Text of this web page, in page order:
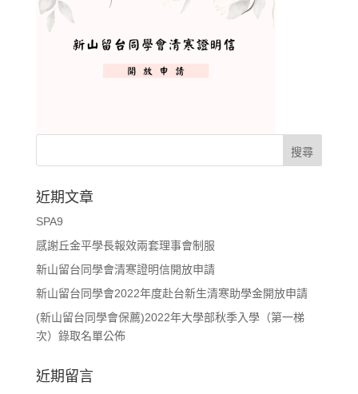
近期文章
SPA9
感謝丘金平學長報效兩套理事會制服
新山留台同學會清寒證明信開放申請
新山留台同學會2022年度赴台新生清寒助學金開放申請
(新山留台同學會保薦)2022年大學部秋季入學（第一梯
次）錄取名單公佈
近期留言